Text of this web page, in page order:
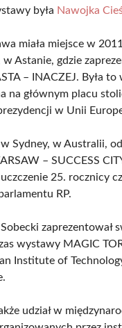
była Nawojka
miała miejsce w
w Astanie, gdzie
– INACZEJ. Była
na głównym placu
w Unii
Sydney, w Australii,
– SUCCESS
uczczenie 25. rocznicy
RP.
zaprezentował
wystawy MAGIC
Institute of
udział w